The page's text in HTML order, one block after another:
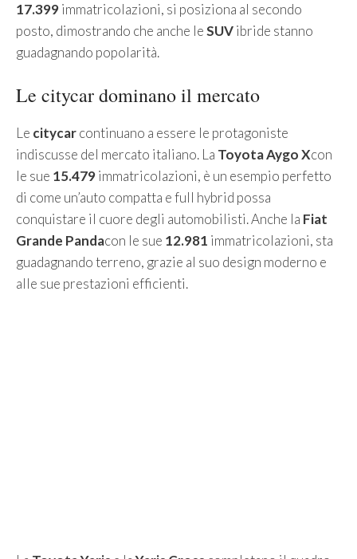
17.399immatricolazioni, si posiziona al secondo
posto, dimostrando che anche leSUVibride stanno
guadagnando popolarità.
Le citycar dominano il mercato
Le citycarcontinuano a essere le protagoniste
indiscusse del mercato italiano. La Toyota Aygo Xcon
le sue 15.479immatricolazioni, è un esempio perfetto
di come un’auto compatta e full hybrid possa
conquistare il cuore degli automobilisti. Anche la Fiat
Grande Pandacon le sue 12.981 immatricolazioni, sta
guadagnando terreno, grazie al suo design moderno e
alle sue prestazioni efficienti.